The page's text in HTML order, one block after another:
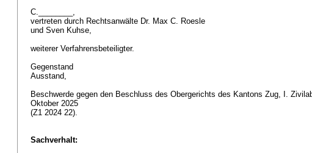
C.________,
vertreten durch Rechtsanwälte Dr. Max C. Roesle
und Sven Kuhse,
weiterer Verfahrensbeteiligter.
Gegenstand
Ausstand,
Beschwerde gegen den Beschluss des Obergerichts des Kantons Zug, I.
Oktober 2025
(Z1 2024 22).
Sachverhalt: